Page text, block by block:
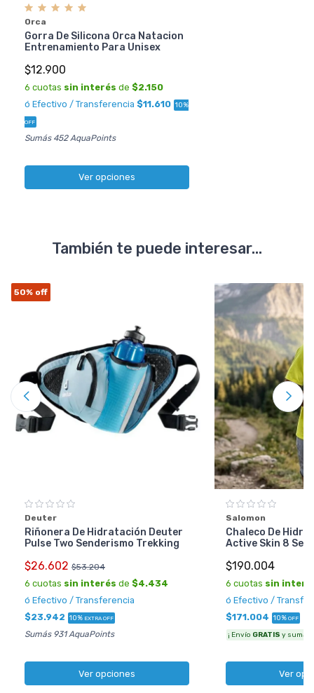
Orca
Gorra De Silicona Orca Natacion
Entrenamiento Para Unisex
$12.900
6 cuotas sin interés de $2.150
ó Efectivo / Transferencia $11.610 10%
OFF
Sumás 452 AquaPoints
Ver opciones
También te puede interesar...
50% off
Deuter
Riñonera De Hidratación Deuter
Pulse Two Senderismo Trekking
$26.602 $53.204
6 cuotas sin interés de $4.434
ó Efectivo / Transferencia
$23.942 10% EXTRA OFF
Sumás 931 AquaPoints
Ver opciones
Salomon
Chaleco De
Active Skin 8 Set
$190.004
6 cuotas sin
ó Efectivo /
$171.004 10% OFF
¡ Envío GRATIS y sumás
Ver